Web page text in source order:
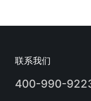
联系我们
400-990-